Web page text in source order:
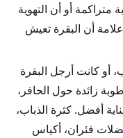
متراكمة أو أن التهوية
أن البقرة تعيش
أو كانت أرجل البقرة
زائدة حول الحافر،
أفضل. كثرة الذباب،
فئران، أكياس